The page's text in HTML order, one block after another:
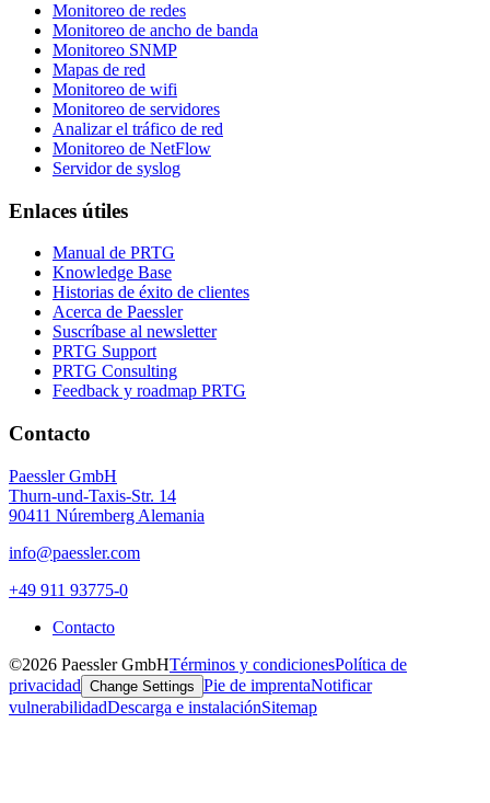
Monitoreo de redes
Monitoreo de ancho de banda
Monitoreo SNMP
Mapas de red
Monitoreo de wifi
Monitoreo de servidores
Analizar el tráfico de red
Monitoreo de NetFlow
Servidor de syslog
Enlaces útiles
Manual de PRTG
Knowledge Base
Historias de éxito de clientes
Acerca de Paessler
Suscríbase al newsletter
PRTG Support
PRTG Consulting
Feedback y roadmap PRTG
Contacto
Paessler GmbH
Thurn-und-Taxis-Str. 14
90411 Núremberg Alemania
info@paessler.com
+49 911 93775-0
Contacto
©2026 Paessler GmbHTérminos y condicionesPolítica de
privacidad Change Settings Pie de imprentaNotificar
vulnerabilidadDescarga e instalaciónSitemap